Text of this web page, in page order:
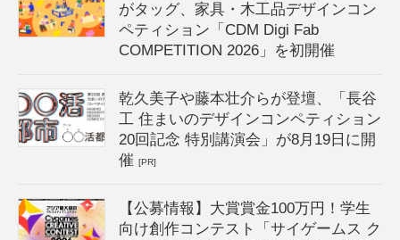
がタッグ、家具・木工品デザインコン
ペティション「CDM Digi Fab
COMPETITION 2026」を初開催
乾久美子や藤本壮介らが登壇、「長谷
工 住まいのデザインコンペティション
20回記念 特別講演会」が8月19日に開
催[PR]
【公募情報】大賞賞金100万円！学生
向け創作コンテスト「サイゲームス ク